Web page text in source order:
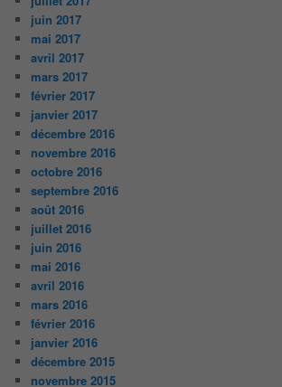
juin 2017
mai 2017
avril 2017
mars 2017
février 2017
janvier 2017
décembre 2016
novembre 2016
octobre 2016
septembre 2016
août 2016
juillet 2016
juin 2016
mai 2016
avril 2016
mars 2016
février 2016
janvier 2016
décembre 2015
novembre 2015